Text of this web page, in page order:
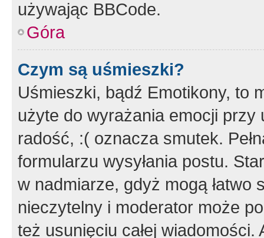
używając BBCode.
Góra
Czym są uśmieszki?
Uśmieszki, bądź Emotikony, to
użyte do wyrażania emocji
radość, :( oznacza smutek.
formularzu wysyłania postu.
w nadmiarze, gdyż mogą
nieczytelny i moderator może
też usunięciu całej